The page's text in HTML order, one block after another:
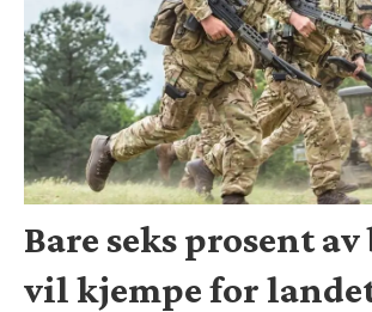
Bare seks prosent
vil kjempe for